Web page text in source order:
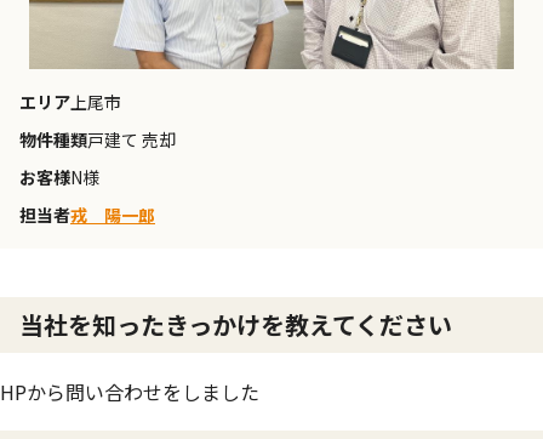
エリア上尾市
物件種類戸建て 売却
お客様N様
担当者戎 陽一郎
当社を知ったきっかけを教えてください
HPから問い合わせをしました